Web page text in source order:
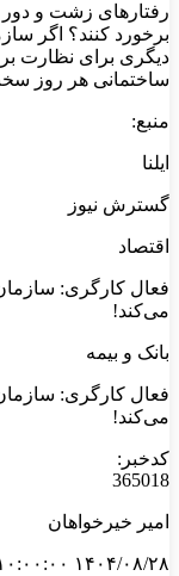
رفتارهای زشت و دور
برخورد کنند؟ اگر
دیگری برای نظارت بر
ساختمانی هر روز
منبع:
ایلنا
گسترش نیوز
اقتصاد
فعال کارگری:
می‌کند!
بانک و بیمه
فعال کارگری:
می‌کند!
کدخبر:
365018
امیر خیرخواهان
۱۴۰۴/۰۸/۲۸ ۱۰:۰۰:۰۰